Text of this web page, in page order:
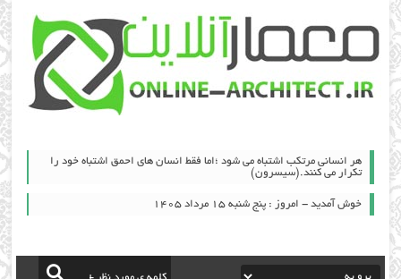
هر انسانی مرتکب اشتباه می شود ؛اما فقط انسان های احمق اشتباه خود را
تکرار می کنند.(سیسرون)
خوش آمدید - امروز : پنج شنبه ۱۵ مرداد ۱۴۰۵